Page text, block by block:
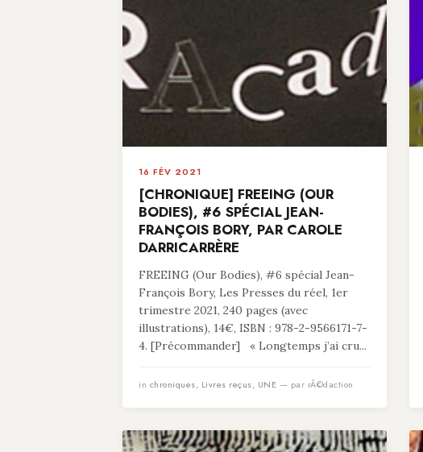
16 FÉV 2021
[CHRONIQUE] FREEING (OUR
BODIES), #6 SPÉCIAL JEAN-
FRANÇOIS BORY, PAR CAROLE
DARRICARRÈRE
FREEING (Our Bodies), #6 spécial Jean-
François Bory, Les Presses du réel, 1er
trimestre 2021, 240 pages (avec
illustrations), 14€, ISBN : 978-2-9566171-7-
4. [Précommander] « Longtemps j’ai cru...
in chroniques, Livres reçus, UNE — par rÃ©daction